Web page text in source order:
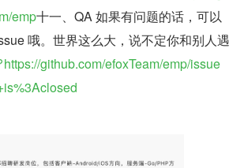
emp十一、QA 如果有问题的话，可以
哦。世界这么大，说不定你和别人遇
https://github.com/efoxTeam/emp/issue